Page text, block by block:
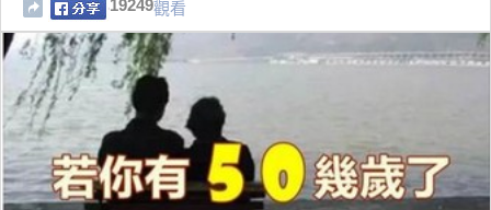
19249觀看